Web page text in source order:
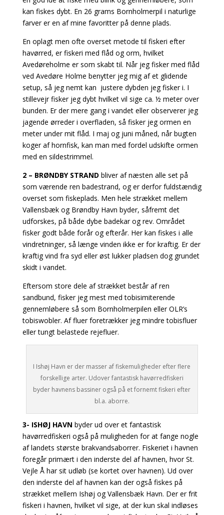
kan fiskes dybt. En 26 grams Bornholmerpil i naturlige
farver er en af mine favoritter på denne plads.
En oplagt men ofte overset metode til fiskeri efter
havørred, er fiskeri med flåd og orm, hvilket
Avedøreholme er som skabt til. Når jeg fisker med flåd
ved Avedøre Holme benytter jeg mig af et glidende
setup, så jeg nemt kan justere dybden jeg fisker i. I
stillevejr fisker jeg dybt hvilket vil sige ca. ½ meter over
bunden. Er der mere gang i vandet eller observerer jeg
jagende ørreder i overfladen, så fisker jeg ormen en
meter under mit flåd. I maj og juni måned, når bugten
koger af hornfisk, kan man med fordel udskifte ormen
med en sildestrimmel.
2 – BRØNDBY STRAND bliver af næsten alle set på
som værende ren badestrand, og er derfor fuldstændig
overset som fiskeplads. Men hele strækket mellem
Vallensbæk og Brøndby Havn byder, såfremt det
udforskes, på både dybe badekar og rev. Området
fisker godt både forår og efterår. Her kan fiskes i alle
vindretninger, så længe vinden ikke er for kraftig. Er der
kraftig vind fra syd eller øst lukker pladsen dog grundet
skidt i vandet.
Eftersom store dele af strækket består af ren
sandbund, fisker jeg mest med tobisimiterende
gennemløbere så som Bornholmerpilen eller OLR’s
tobiswobler. Af fluer foretrækker jeg mindre tobisfluer
eller tungt belastede rejefluer.
I Ishøj Havn er der masser af fiskemuligheder efter flere
forskellige arter. Udover fantastisk havørredfiskeri
byder havnens bassiner også på et fornemt fiskeri efter
bl.a. aborre.
3- ISHØJ HAVN byder ud over et fantastisk
havørredfiskeri også på muligheden for at fange nogle
af landets største brakvandsaborrer. Fiskeriet i havnen
foregår primært i den inderste del af havnen, hvor St.
Vejle Å har sit udløb (se kortet over havnen). Ud over
den inderste del af havnen kan der også fiskes på
strækket mellem Ishøj og Vallensbæk Havn. Der er frit
fiskeri i havnen, hvilket vil sige, at der kun skal indløses